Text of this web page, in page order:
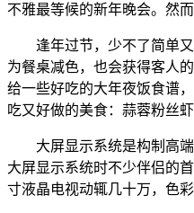
不雅最等候的新年晚会。然
逢年过节，少不了简单又
为餐桌减色，也会获得客人
给一些好吃的大年夜饭食谱
吃又好做的美食：蒜蓉粉丝虾
大屏显示系统是构制高端
大屏显示系统时不少伴侣的
寸液晶电视动辄几十万，色彩